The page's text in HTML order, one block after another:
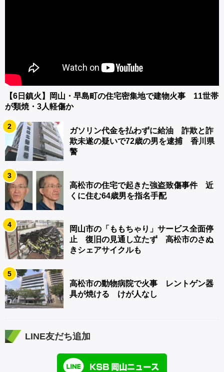
【6日鎮火】岡山・早島町の住宅密集地で建物火事 11世帯
が類焼・3人軽傷か
2
ガソリン代金を払わずに給油 詐欺と詐
欺未遂の疑いで72歳の男を逮捕 香川県
警
3
高松市の住宅で起きた強盗致傷事件 近
くに住む64歳男を指名手配
4
岡山市の「ももちゃり」サービス全面停
止 復旧の見通し立たず 高松市のさぬ
きシェアサイクルも
5
高松市の動物病院で火事 レントゲン器
具が焼ける けが人なし
LINE友だち追加